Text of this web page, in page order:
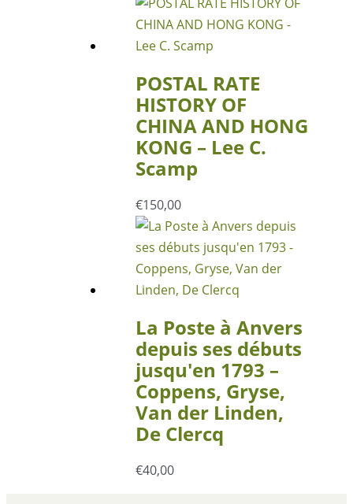
POSTAL RATE
HISTORY OF
CHINA AND HONG
KONG – Lee C.
Scamp
€150,00
La Poste à Anvers
depuis ses débuts
jusqu′en 1793 –
Coppens, Gryse,
Van der Linden,
De Clercq
€40,00